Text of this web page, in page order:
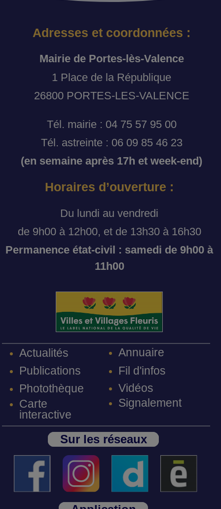
Adresses et coordonnées :
Mairie de Portes-lès-Valence
1 Place de la République
26800 PORTES-LES-VALENCE
Tél. mairie : 04 75 57 95 00
Tél. astreinte : 06 09 85 46 23
(en semaine après 17h et week-end)
Horaires d’ouverture :
Du lundi au vendredi
de 9h00 à 12h00, et de 13h30 à 16h30
Permanence état-civil : samedi de 9h00 à
11h00
Actualités
Publications
Photothèque
Carte
interactive
Annuaire
Fil d'infos
Vidéos
Signalement
Sur les réseaux